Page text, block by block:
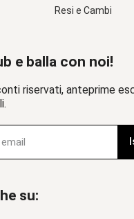
Resi e Cambi
e balla con noi!
riservati, anteprime
su: